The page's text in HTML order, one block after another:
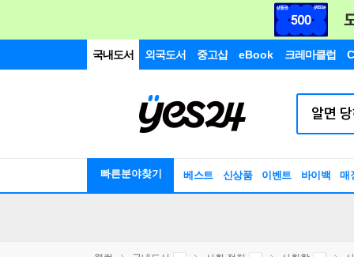
국내도서 외국도서 중고샵 eBook 크레마클럽
빠른분야찾기 베스트 신상품 이벤트 바이백 매